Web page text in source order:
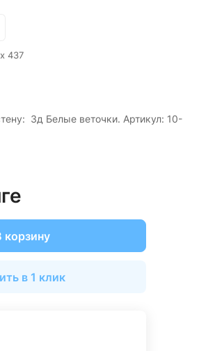
437
3д Белые веточки. Артикул: 10-
корзину
в 1 клик